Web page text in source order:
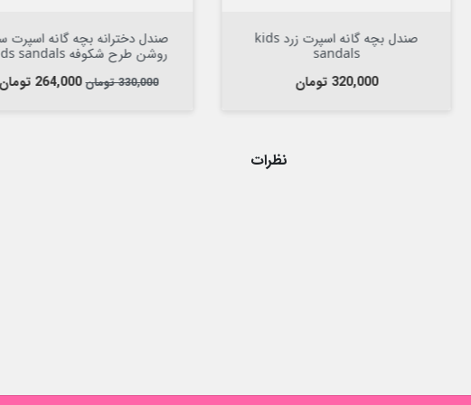
صندل بچه گانه اسپرت زرد kids
صندل دخترانه بچه گانه اسپرت سبز
روشن طرح شکوفه kids sandals
قیمت
264,000 تومان
نظرات